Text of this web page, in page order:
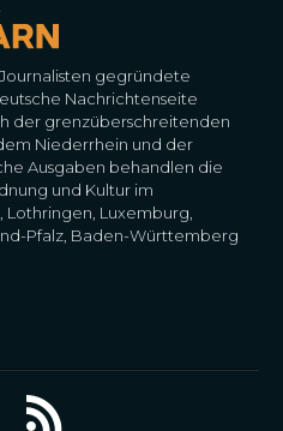
gegründete
Nachrichtenseite
der grenzüberschreitenden
Niederrhein und der
Ausgaben behandlen die
und Kultur im
Lothringen, Luxemburg,
Pfalz, Baden-Württemberg